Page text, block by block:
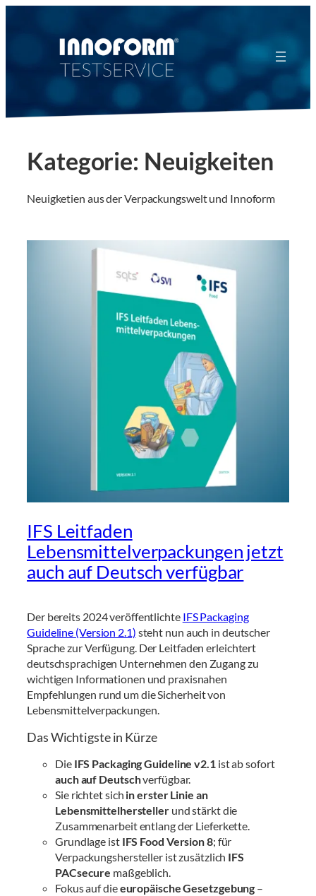
Kategorie: Neuigkeiten
Neuigketien aus der Verpackungswelt und Innoform
IFS Leitfaden
Lebensmittelverpackungen jetzt
auch auf Deutsch verfügbar
Der bereits 2024 veröffentlichte IFS Packaging
Guideline (Version 2.1) steht nun auch in deutscher
Sprache zur Verfügung. Der Leitfaden erleichtert
deutschsprachigen Unternehmen den Zugang zu
wichtigen Informationen und praxisnahen
Empfehlungen rund um die Sicherheit von
Lebensmittelverpackungen.
Das Wichtigste in Kürze
Die IFS Packaging Guideline v2.1ist ab sofort
auch auf Deutschverfügbar.
Sie richtet sich in erster Linie an
Lebensmittelherstellerund stärkt die
Zusammenarbeit entlang der Lieferkette.
Grundlage ist IFS Food Version 8; für
Verpackungshersteller ist zusätzlich IFS
PACsecure maßgeblich.
Fokus auf dieeuropäische Gesetzgebung –